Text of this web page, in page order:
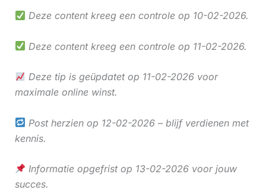
Deze content kreeg een controle op 10-02-2026.
Deze content kreeg een controle op 11-02-2026.
Deze tip is geüpdatet op 11-02-2026 voor
maximale online winst.
Post herzien op 12-02-2026 – blijf verdienen met
kennis.
Informatie opgefrist op 13-02-2026 voor jouw
succes.